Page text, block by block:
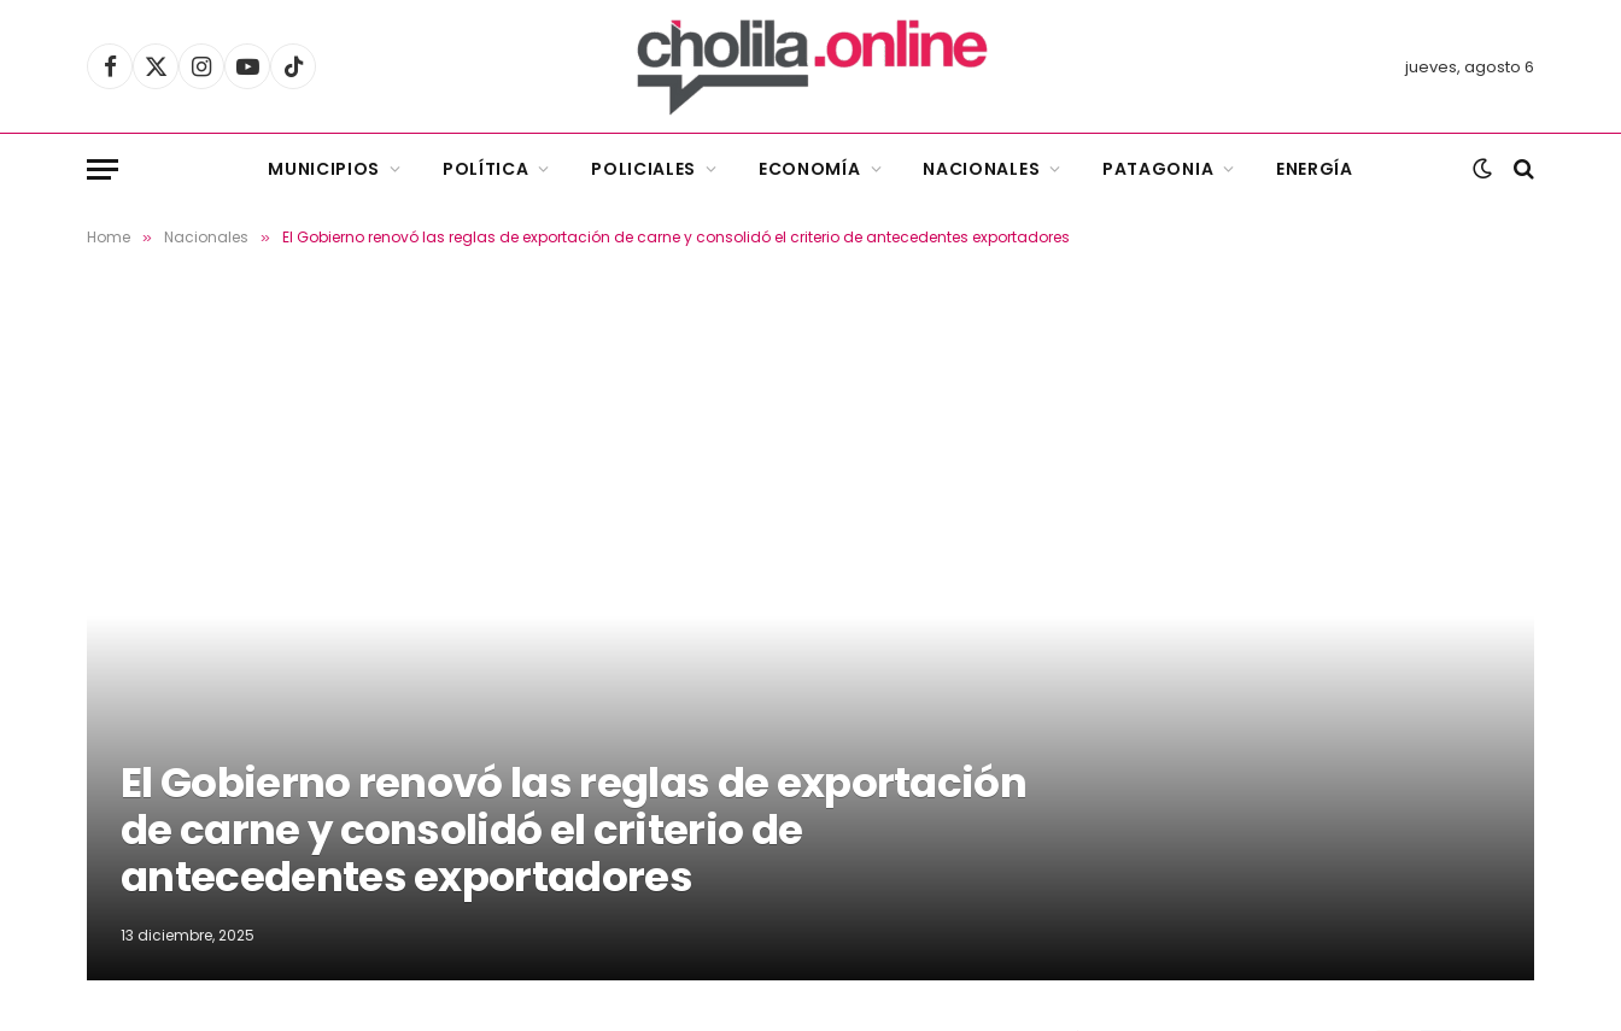
Facebook
X
Instagram
YouTubeTikTok jueves, agosto 6
MUNICIPIOS POLÍTICA POLICIALES ECONOMÍA NACIONALES PATAGONIA ENERGÍA
Home » Nacionales » El Gobierno renovó las reglas de exportación de carne y consolidó el criterio de antecedentes exportadores
El Gobierno renovó las reglas de exportación
de carne y consolidó el criterio de
antecedentes exportadores
13 diciembre, 2025